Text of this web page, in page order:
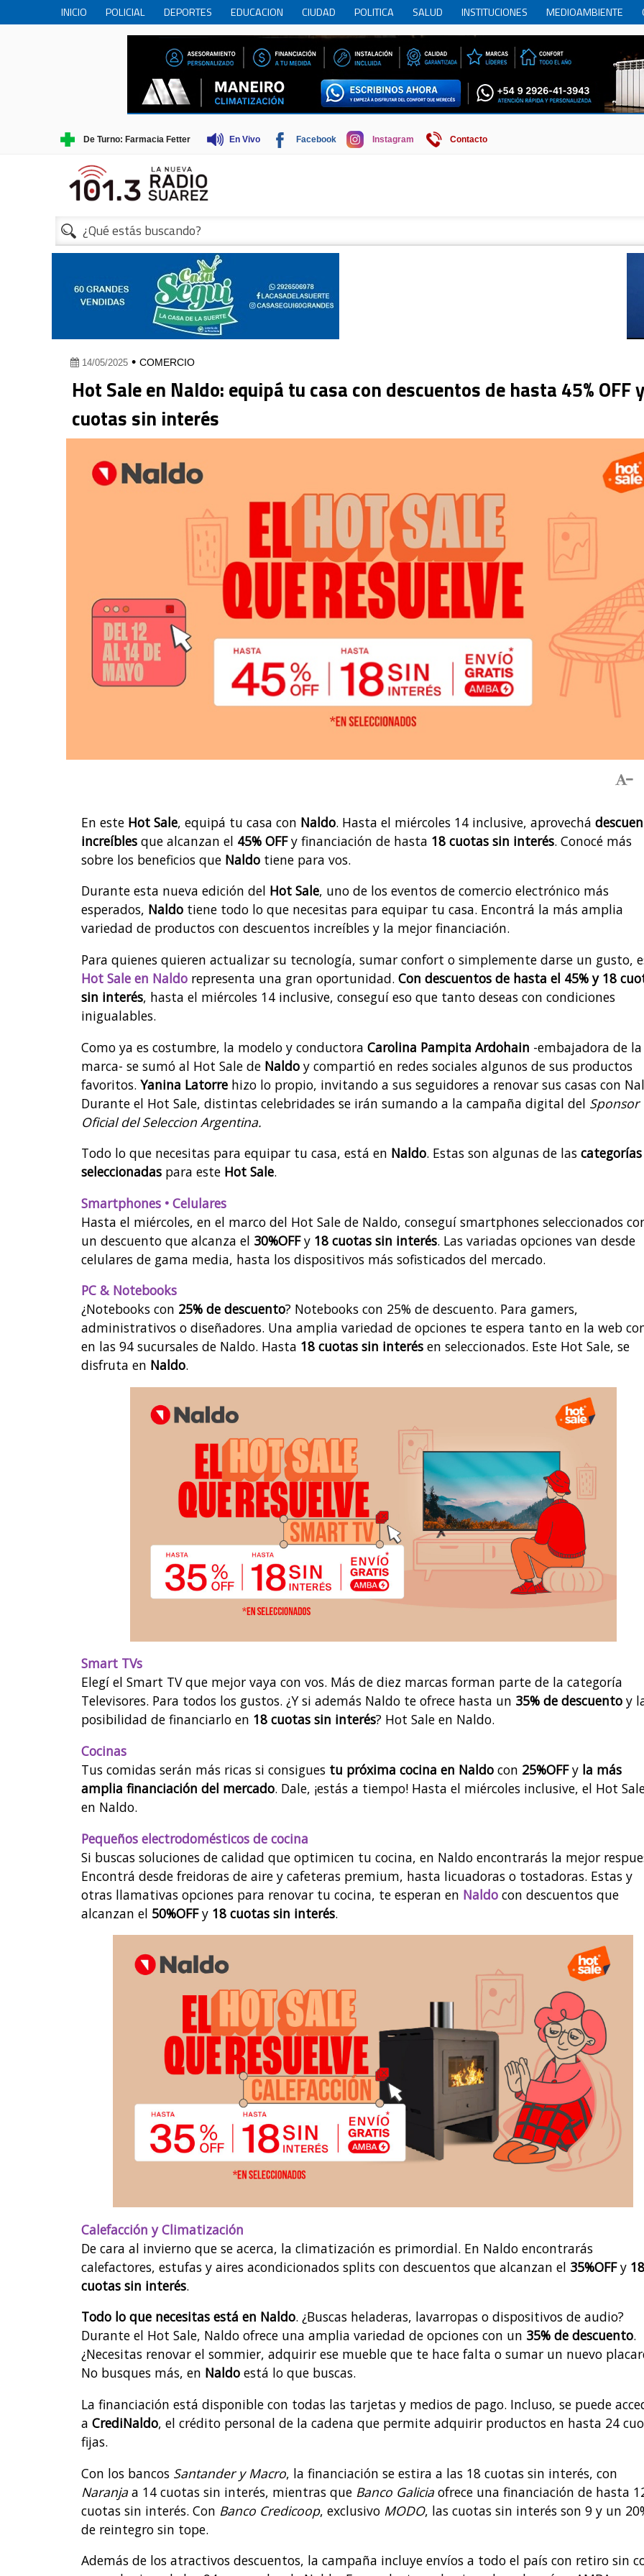
INICIO POLICIAL DEPORTES EDUCACION CIUDAD POLITICA SALUD INSTITUCIONES MEDIOAMBIENTE
PERSONAS MAYORES
CIENCIA MUNICIPIO COMERCIO REGION SOCIEDAD ECONOMIA HISTORIA
HUMOR
TURISMO
De Turno: Farmacia Fetter En Vivo Facebook Instagram Contacto
14/05/2025 •COMERCIO
Hot Sale en Naldo: equipá tu casa con descuentos de hasta 45% OFF
cuotas sin interés
En este Hot Sale, equipá tu casa con Naldo. Hasta el miércoles 14 inclusive, aprovechá
increíblesque alcanzan el 45% OFFy financiación de hasta 18 cuotas sin interés. Conocé más
sobre los beneficios que Naldo tiene para vos.
Durante esta nueva edición del Hot Sale, uno de los eventos de comercio electrónico más
esperados, Naldo tiene todo lo que necesitas para equipar tu casa. Encontrá la más amplia
variedad de productos con descuentos increíbles y la mejor financiación.
Para quienes quieren actualizar su tecnología, sumar confort o simplemente darse un gusto,
Hot Sale en Naldorepresenta una gran oportunidad. Con descuentos de hasta el 45% y 18
sin interés, hasta el miércoles 14 inclusive, conseguí eso que tanto deseas con condiciones
inigualables.
Como ya es costumbre, la modelo y conductora Carolina Pampita Ardohain -embajadora de la
marca- se sumó al Hot Sale de Naldo y compartió en redes sociales algunos de sus productos
favoritos. Yanina Latorrehizo lo propio, invitando a sus seguidores a renovar sus casas con
Durante el Hot Sale, distintas celebridades se irán sumando a la campaña digital del Sponsor
Oficial del Seleccion Argentina.
Todo lo que necesitas para equipar tu casa, está en Naldo. Estas son algunas de las categorías
seleccionadaspara este Hot Sale.
Smartphones • Celulares
Hasta el miércoles, en el marco del Hot Sale de Naldo, conseguí smartphones seleccionados
un descuento que alcanza el 30%OFFy 18 cuotas sin interés. Las variadas opciones van desde
celulares de gama media, hasta los dispositivos más sofisticados del mercado.
PC & Notebooks
¿Notebooks con 25% de descuento? Notebooks con 25% de descuento. Para gamers,
administrativos o diseñadores. Una amplia variedad de opciones te espera tanto en la web
en las 94 sucursales de Naldo. Hasta 18 cuotas sin interésen seleccionados. Este Hot Sale, se
disfruta en Naldo.
Smart TVs
Elegí el Smart TV que mejor vaya con vos. Más de diez marcas forman parte de la categoría
Televisores. Para todos los gustos. ¿Y si además Naldo te ofrece hasta un 35% de descuentoy
posibilidad de financiarlo en 18 cuotas sin interés? Hot Sale en Naldo.
Cocinas
Tus comidas serán más ricas si consigues tu próxima cocina en Naldocon 25%OFFy la más
amplia financiación del mercado. Dale, ¡estás a tiempo! Hasta el miércoles inclusive, el Hot
en Naldo.
Pequeños electrodomésticos de cocina
Si buscas soluciones de calidad que optimicen tu cocina, en Naldo encontrarás la mejor
Encontrá desde freidoras de aire y cafeteras premium, hasta licuadoras o tostadoras. Estas y
otras llamativas opciones para renovar tu cocina, te esperan en Naldo con descuentos que
alcanzan el 50%OFFy 18 cuotas sin interés.
Calefacción y Climatización
De cara al invierno que se acerca, la climatización es primordial. En Naldo encontrarás
calefactores, estufas y aires acondicionados splits con descuentos que alcanzan el 35%OFFy 18
cuotas sin interés.
Todo lo que necesitas está en Naldo. ¿Buscas heladeras, lavarropas o dispositivos de audio?
Durante el Hot Sale, Naldo ofrece una amplia variedad de opciones con un 35% de descuento.
¿Necesitas renovar el sommier, adquirir ese mueble que te hace falta o sumar un nuevo
No busques más, en Naldoestá lo que buscas.
La financiación está disponible con todas las tarjetas y medios de pago. Incluso, se puede
a CrediNaldo, el crédito personal de la cadena que permite adquirir productos en hasta 24
fijas.
Con los bancos Santander y Macro, la financiación se estira a las 18 cuotas sin interés, con
Naranja a 14 cuotas sin interés, mientras que Banco Galiciaofrece una financiación de hasta
cuotas sin interés. Con Banco Credicoop, exclusivo MODO, las cuotas sin interés son 9 y un
de reintegro sin tope.
Además de los atractivos descuentos, la campaña incluye envíos a todo el país con retiro sin